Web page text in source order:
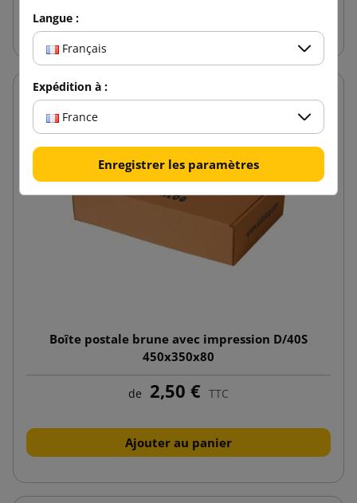
Boîte postale brune avec impression D/40S
450x350x80
de 2,50 € TTC
Ajouter au panier
Langue :
Français
Expédition à :
France
Enregistrer les paramètres